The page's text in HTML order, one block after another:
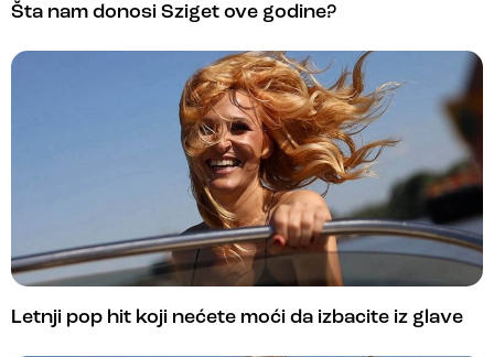
Šta nam donosi Sziget ove godine?
Letnji pop hit koji nećete moći da izbacite iz glave